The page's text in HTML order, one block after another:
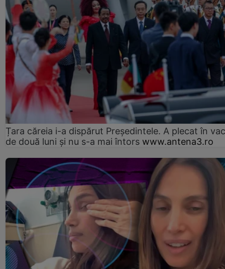
Țara căreia i-a dispărut Președintele. A plecat în
de două luni și nu s-a mai întors www.antena3.ro